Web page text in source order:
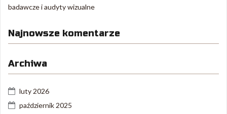
badawcze i audyty wizualne
Najnowsze komentarze
Archiwa
luty 2026
październik 2025